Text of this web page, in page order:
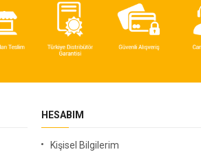
HESABIM
Kişisel Bilgilerim